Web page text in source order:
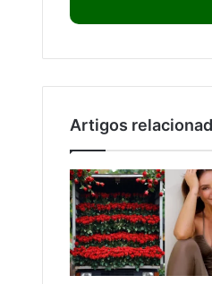
Artigos